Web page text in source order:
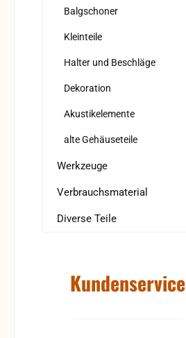
Balgschoner
Kleinteile
Halter und Beschläge
Dekoration
Akustikelemente
alte Gehäuseteile
Werkzeuge
Verbrauchsmaterial
Diverse Teile
Kundenservice